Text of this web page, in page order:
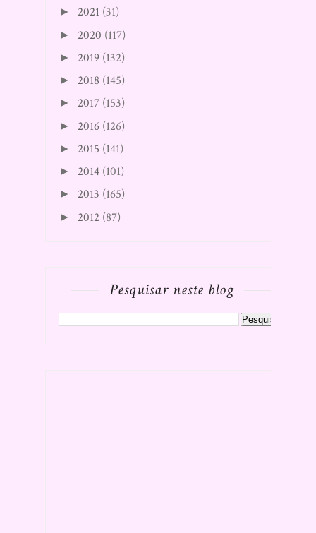
► 2021 (31)
► 2020 (117)
► 2019 (132)
► 2018 (145)
► 2017 (153)
► 2016 (126)
► 2015 (141)
► 2014 (101)
► 2013 (165)
► 2012 (87)
Pesquisar neste blog